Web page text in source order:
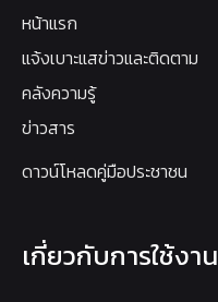
หน้าแรก
แจ้งเบาะแสข่าวและติดตาม
คลังความรู้
ข่าวสาร
ดาวน์โหลดคู่มือประชาชน
เกี่ยวกับการใช้งาน